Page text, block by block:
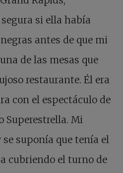
si ella había
antes de que mi
de las mesas que
restaurante. Él era
con el espectáculo de
Superestrella. Mi
se suponía que tenía el
cubriendo el turno de